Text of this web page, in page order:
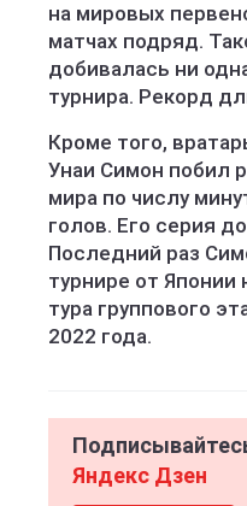
на мировых
матчах подряд.
добивалась ни
турнира. Рекорд
Кроме того,
Унаи Симон побил
мира по числу
голов. Его серия
Последний раз
турнире от Японии
тура группового
2022 года.
Яндекс Дзен